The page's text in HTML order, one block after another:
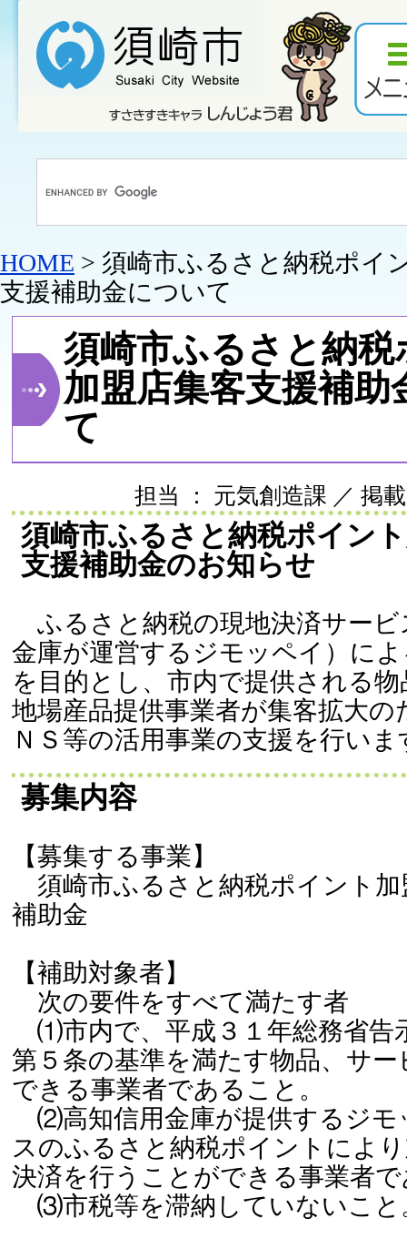
HOME > 須崎市ふるさと納税ポイ
支援補助金について
須崎市ふるさと納税
加盟店集客支援補助
て
担当 ： 元気創造課 ／ 掲
須崎市ふるさと納税ポイン
支援補助金のお知らせ
ふるさと納税の現地決済サービ
金庫が運営するジモッペイ）に
を目的とし、市内で提供される
地場産品提供事業者が集客拡大の
ＮＳ等の活用事業の支援を行いま
募集内容
【募集する事業】
須崎市ふるさと納税ポイント加
補助金
【補助対象者】
次の要件をすべて満たす者
⑴市内で、平成３１年総務省告
第５条の基準を満たす物品、サ
できる事業者であること。
⑵高知信用金庫が提供するジモ
スのふるさと納税ポイントによ
決済を行うことができる事業者
⑶市税等を滞納していないこと